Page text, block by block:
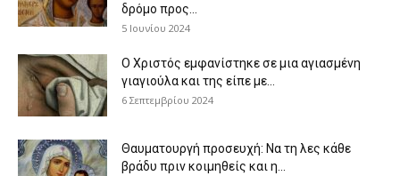
δρόμο προς...
5 Ιουνίου 2024
Ο Χριστός εμφανίστηκε σε μια αγιασμένη
γιαγιούλα και της είπε με...
6 Σεπτεμβρίου 2024
Θαυματουργή προσευχή: Να τη λες κάθε
βράδυ πριν κοιμηθείς και η...